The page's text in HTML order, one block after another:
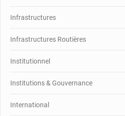
Infrastructures
Infrastructures Routières
Institutionnel
Institutions & Gouvernance
International